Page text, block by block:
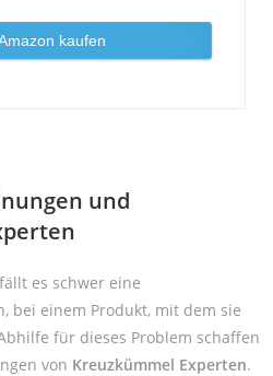
kaufen
und
es schwer eine
bei einem Produkt, mit dem sie
für dieses Problem schaffen
von Kreuzkümmel Experten.